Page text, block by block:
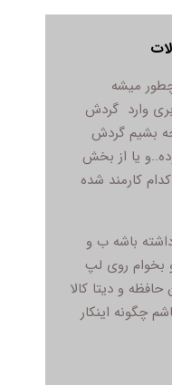
میشه
وارد گردش
بشیم گردش
یا از بخش
کارمند شده
باشه ب و
بخوام روی لپ
و دیتا کالا
چگونه اینکار